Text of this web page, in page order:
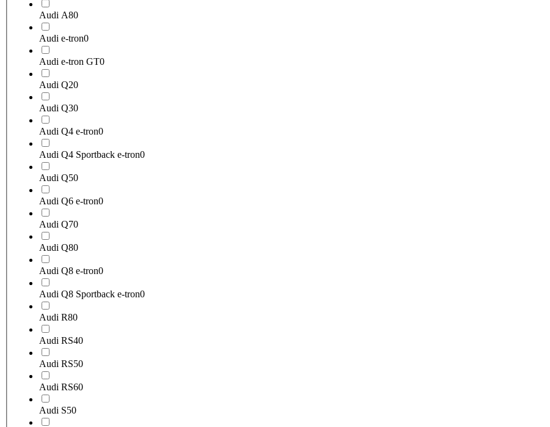
Audi A80
Audi e-tron0
Audi e-tron GT0
Audi Q20
Audi Q30
Audi Q4 e-tron0
Audi Q4 Sportback e-tron0
Audi Q50
Audi Q6 e-tron0
Audi Q70
Audi Q80
Audi Q8 e-tron0
Audi Q8 Sportback e-tron0
Audi R80
Audi RS40
Audi RS50
Audi RS60
Audi S50